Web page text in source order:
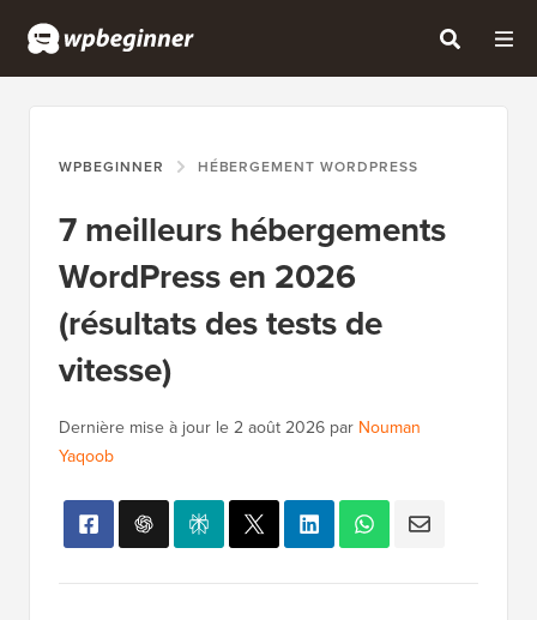
WPBEGINNER HÉBERGEMENT WORDPRESS
7 meilleurs hébergements
WordPress en 2026
(résultats des tests de
vitesse)
Dernière mise à jour le 2 août 2026 par Nouman
Yaqoob